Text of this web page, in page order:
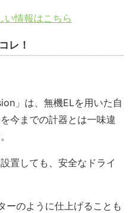
情報はこちら
レ！
」は、無機ELを用いた自
今までの計器とは一味違
置しても、安全なドライ
ーのように仕上げることも